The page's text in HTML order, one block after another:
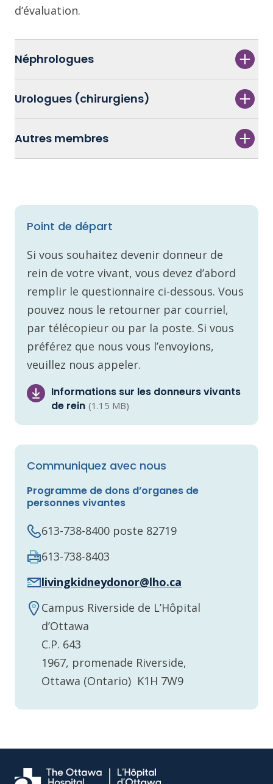
d’évaluation.
Néphrologues
Urologues (chirurgiens)
Autres membres
Point de départ
Si vous souhaitez devenir donneur de
rein de votre vivant, vous devez d’abord
remplir le questionnaire ci-dessous. Vous
pouvez nous le retourner par courriel,
par télécopieur ou par la poste. Si vous
préférez que nous vous l’envoyions,
veuillez nous appeler.
Informations sur les donneurs vivants
de rein (1.15 MB)
Communiquez avec nous
Programme de dons d’organes de
personnes vivantes
613-738-8400 poste 82719
613-738-8403
livingkidneydonor@lho.ca
Campus Riverside de L’Hôpital
d’Ottawa
C.P. 643
1967, promenade Riverside,
Ottawa (Ontario) K1H 7W9